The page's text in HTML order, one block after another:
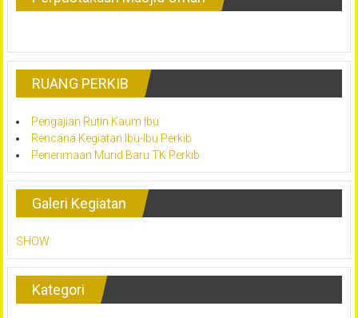
RUANG PERKIB
Pengajian Rutin Kaum Ibu
Rencana Kegiatan Ibu-Ibu Perkib
Penerimaan Murid Baru TK Perkib
Galeri Kegiatan
SHOW
Kategori